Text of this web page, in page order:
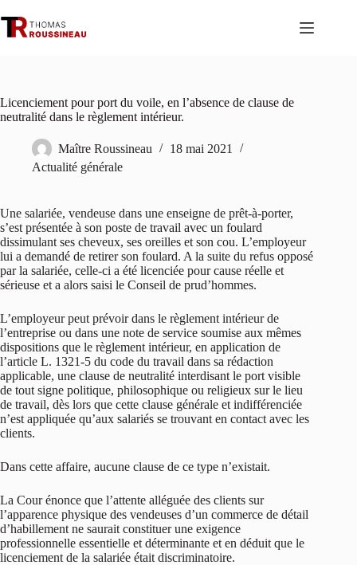
au
contenu
Licenciement pour port du voile, en l’absence de clause de
neutralité dans le règlement intérieur.
Maître Roussineau
18 mai 2021
Actualité générale
Une salariée, vendeuse dans une enseigne de prêt-à-porter,
s’est présentée à son poste de travail avec un foulard
dissimulant ses cheveux, ses oreilles et son cou. L’employeur
lui a demandé de retirer son foulard. A la suite du refus opposé
par la salariée, celle-ci a été licenciée pour cause réelle et
sérieuse et a alors saisi le Conseil de prud’hommes.
L’employeur peut prévoir dans le règlement intérieur de
l’entreprise ou dans une note de service soumise aux mêmes
dispositions que le règlement intérieur, en application de
l’article L. 1321-5 du code du travail dans sa rédaction
applicable, une clause de neutralité interdisant le port visible
de tout signe politique, philosophique ou religieux sur le lieu
de travail, dès lors que cette clause générale et indifférenciée
n’est appliquée qu’aux salariés se trouvant en contact avec les
clients.
Dans cette affaire, aucune clause de ce type n’existait.
La Cour énonce que l’attente alléguée des clients sur
l’apparence physique des vendeuses d’un commerce de détail
d’habillement ne saurait constituer une exigence
professionnelle essentielle et déterminante et en déduit que le
licenciement de la salariée était discriminatoire.